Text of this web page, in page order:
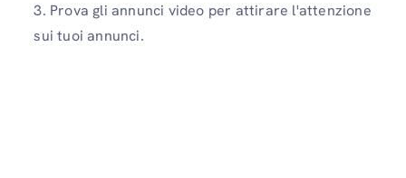
3. Prova gli annunci video per attirare l'attenzione
sui tuoi annunci.